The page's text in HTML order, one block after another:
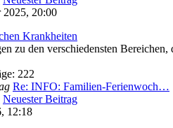
2025, 20:00
Krankheiten
zu den verschiedensten
: 222
Re: INFO: Familien-Ferienwoch…
Neuester Beitrag
12:18